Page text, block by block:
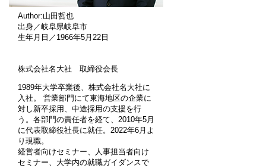
Author:山田哲也
出身／岐阜県岐阜市
生年月日／1966年5月22日
株式会社名大社 取締役会長
1989年大学卒業後、株式会社名大社に
入社。 営業部門にて東海地区の企業に
対し新卒採用、中途採用の支援を行
う。各部門の責任者を経て、2010年5月
に代表取締役社長に就任。2022年6月よ
り現職。
経営者向けセミナー、人事担当者向け
セミナー、大学内の就職ガイダンスで